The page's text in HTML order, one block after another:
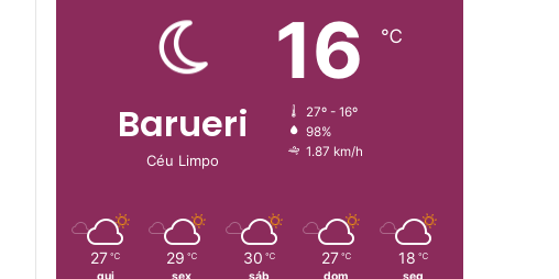
Barueri
Céu Limpo
16 ℃
27º - 16º
98%
1.87 km/h
27 ℃ 29 ℃ 30 ℃ 27 ℃ 18 ℃